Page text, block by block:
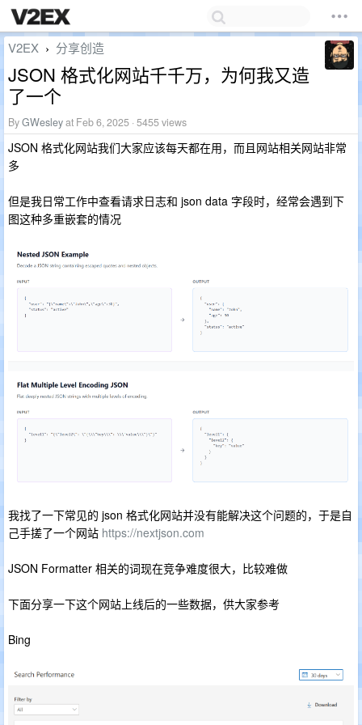
V2EX › 分享创造
JSON 格式化网站千千万，为何我又造
了一个
ByGWesleyat Feb 6, 2025 · 5455 views
JSON 格式化网站我们大家应该每天都在用，而且网站相关网站非常
多
但是我日常工作中查看请求日志和 json data 字段时，经常会遇到下
图这种多重嵌套的情况
我找了一下常见的 json 格式化网站并没有能解决这个问题的，于是自
己手搓了一个网站 https://nextjson.com
JSON Formatter 相关的词现在竞争难度很大，比较难做
下面分享一下这个网站上线后的一些数据，供大家参考
Bing